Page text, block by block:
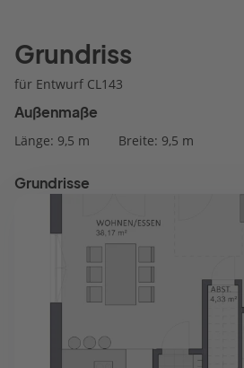
Grundriss
für Entwurf CL143
Außenmaße
Länge: 9,5 m Breite: 9,5 m
Grundrisse